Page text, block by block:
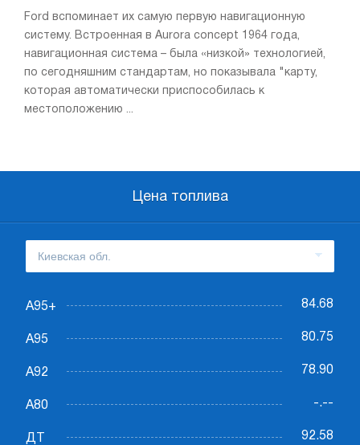
Ford вспоминает их самую первую навигационную
систему. Встроенная в Aurora concept 1964 года,
навигационная система – была «низкой» технологией,
по сегодняшним стандартам, но показывала "карту,
которая автоматически приспособилась к
местоположению ...
Цена топлива
А95+ 84.68
А95 80.75
А92 78.90
А80 -.--
ДТ 92.58